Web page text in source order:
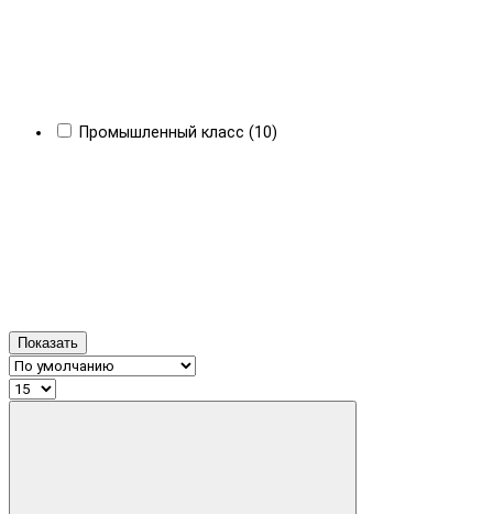
Промышленный класс (10)
Показать